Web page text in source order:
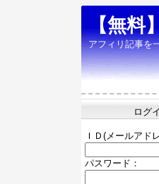
【無
アフィリ記事を
ログ
ＩＤ(メールアド
パスワード：